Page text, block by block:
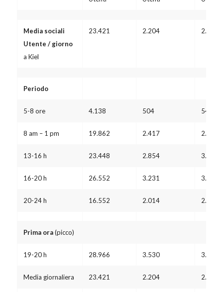
Media sociali
Utente / giorno
a Kiel
23.421 2.204 2.404
Periodo
5-8 ore 4.138 504 549
8 am – 1 pm 19.862 2.417 2.637
13-16 h 23.448 2.854 3.113
16-20 h 26.552 3.231 3.525
20-24 h 16.552 2.014 2.198
Prima ora(picco)
19-20 h 28.966 3.530 3.850
Media giornaliera 23.421 2.204 2.404